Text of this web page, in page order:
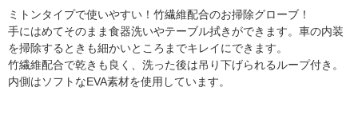
ミトンタイプで使いやすい！竹繊維配合のお掃除グローブ！
手にはめてそのまま食器洗いやテーブル拭きができます。車の内装
を掃除するときも細かいところまでキレイにできます。
竹繊維配合で乾きも良く、洗った後は吊り下げられるループ付き。
内側はソフトなEVA素材を使用しています。